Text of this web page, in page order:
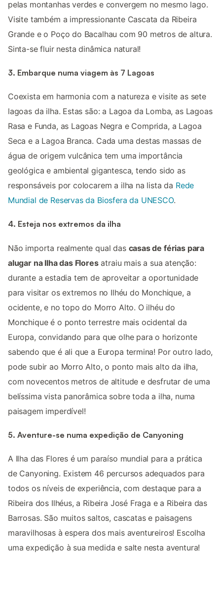
pelas montanhas verdes e convergem no mesmo lago.
Visite também a impressionante Cascata da Ribeira
Grande e o Poço do Bacalhau com 90 metros de altura.
Sinta-se fluir nesta dinâmica natural!
3. Embarque numa viagem às 7 Lagoas
Coexista em harmonia com a natureza e visite as sete
lagoas da ilha. Estas são: a Lagoa da Lomba, as Lagoas
Rasa e Funda, as Lagoas Negra e Comprida, a Lagoa
Seca e a Lagoa Branca. Cada uma destas massas de
água de origem vulcânica tem uma importância
geológica e ambiental gigantesca, tendo sido as
responsáveis por colocarem a ilha na lista da Rede
Mundial de Reservas da Biosfera da UNESCO.
4. Esteja nos extremos da ilha
Não importa realmente qual das casas de férias para
alugar na Ilha das Floresatraiu mais a sua atenção:
durante a estadia tem de aproveitar a oportunidade
para visitar os extremos no Ilhéu do Monchique, a
ocidente, e no topo do Morro Alto. O ilhéu do
Monchique é o ponto terrestre mais ocidental da
Europa, convidando para que olhe para o horizonte
sabendo que é ali que a Europa termina! Por outro lado,
pode subir ao Morro Alto, o ponto mais alto da ilha,
com novecentos metros de altitude e desfrutar de uma
belíssima vista panorâmica sobre toda a ilha, numa
paisagem imperdível!
5. Aventure-se numa expedição de Canyoning
A Ilha das Flores é um paraíso mundial para a prática
de Canyoning. Existem 46 percursos adequados para
todos os níveis de experiência, com destaque para a
Ribeira dos Ilhéus, a Ribeira José Fraga e a Ribeira das
Barrosas. São muitos saltos, cascatas e paisagens
maravilhosas à espera dos mais aventureiros! Escolha
uma expedição à sua medida e salte nesta aventura!